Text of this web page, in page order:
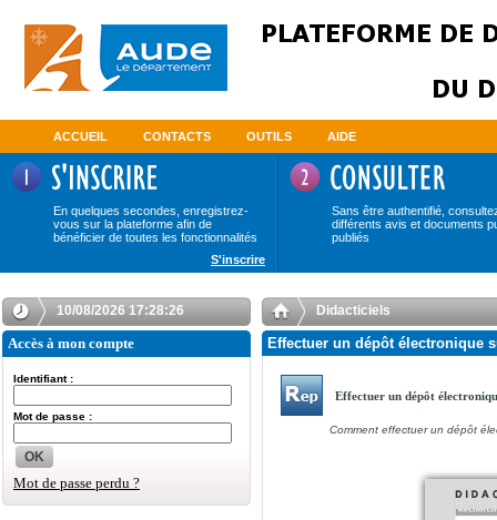
ACCUEIL CONTACTS OUTILS AIDE
En quelques secondes, enregistrez-
vous sur la plateforme afin de
bénéficier de toutes les fonctionnalités
Sans être authentifié,
différents avis et documents
publiés
S'inscrire
10/08/2026 17:28:26
Accès à mon compte
Identifiant :
Mot de passe :
OK
Mot de passe perdu ?
Didacticiels
Effectuer un dépôt électronique
Effectuer un dépôt
Comment effectuer un dépôt